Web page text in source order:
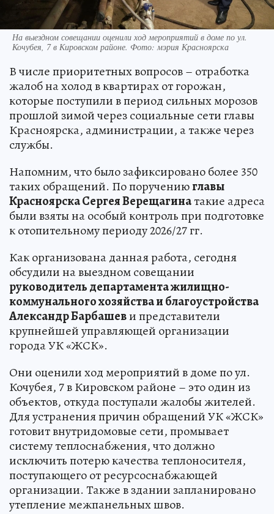
На выездном совещании оценили ход мероприятий в доме по ул.
Кочубея, 7 в Кировском районе. Фото: мэрия Красноярска
В числе приоритетных вопросов – отработка
жалоб на холод в квартирах от горожан,
которые поступили в период сильных морозов
прошлой зимой через социальные сети главы
Красноярска, администрации, а также через
службы.
Напомним, что было зафиксировано более 350
таких обращений. По поручениюглавы
Красноярска Сергея Верещагинатакие адреса
были взяты на особый контроль при подготовке
к отопительному периоду 2026/27 гг.
Как организована данная работа, сегодня
обсудили на выездном совещании
руководитель департамента жилищно-
коммунального хозяйства и благоустройства
Александр Барбашеви представители
крупнейшей управляющей организации
города УК «ЖСК».
Они оценили ход мероприятий в доме по ул.
Кочубея, 7 в Кировском районе – это один из
объектов, откуда поступали жалобы жителей.
Для устранения причин обращений УК «ЖСК»
готовит внутридомовые сети, промывает
систему теплоснабжения, что должно
исключить потерю качества теплоносителя,
поступающего от ресурсоснабжающей
организации. Также в здании запланировано
утепление межпанельных швов.